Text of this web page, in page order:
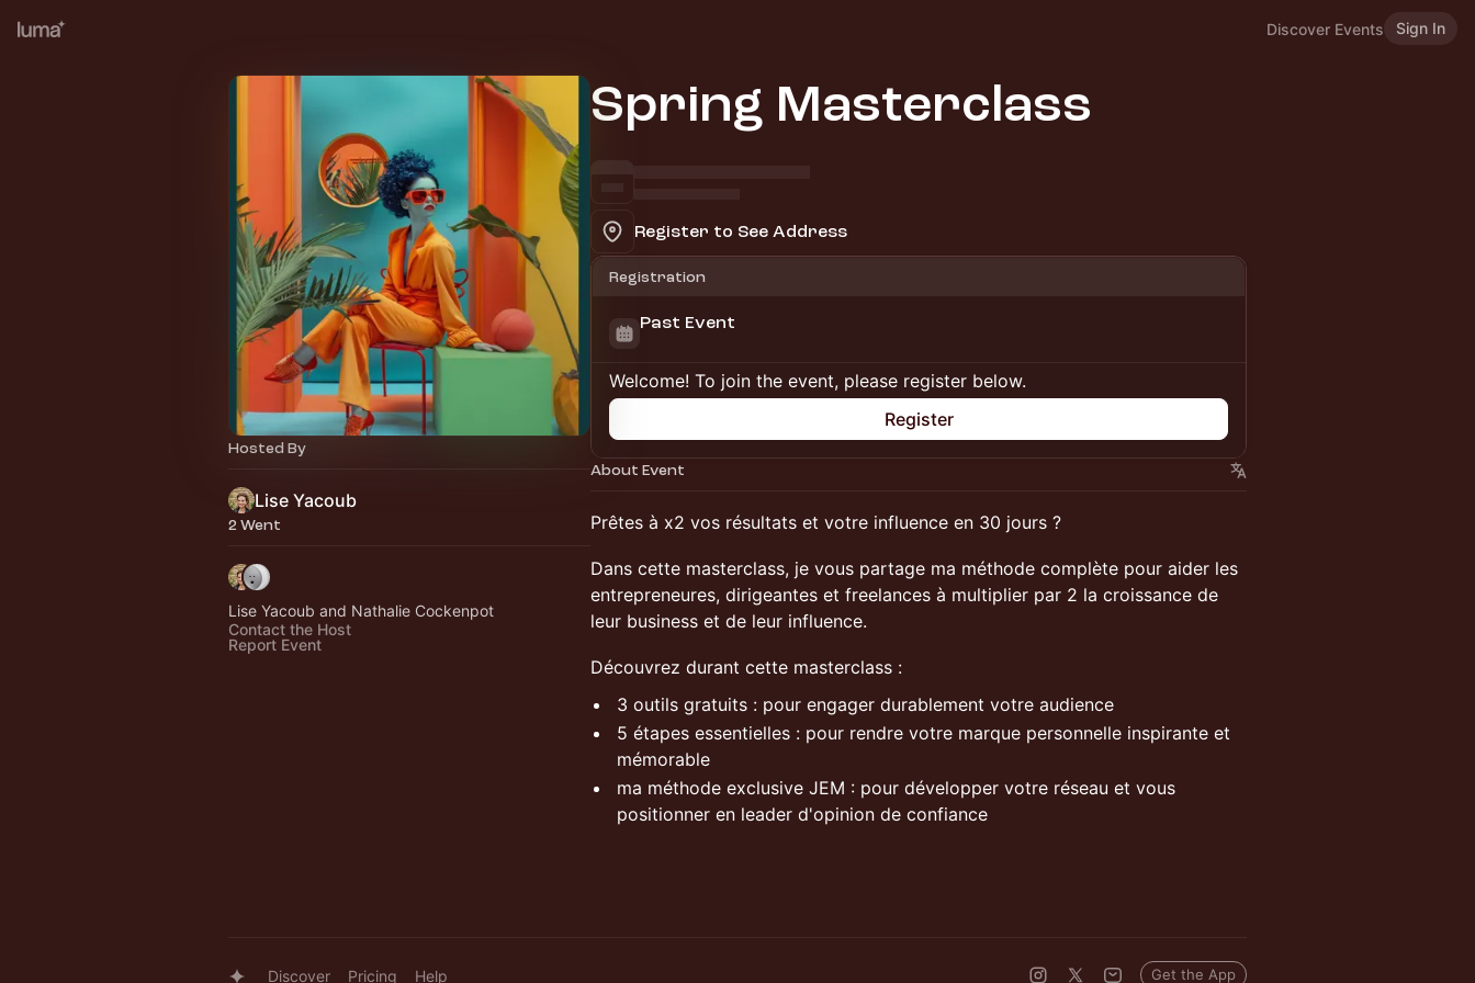
Discover Events Sign In
Hosted By
Lise Yacoub
2 Went
Lise Yacoub and Nathalie Cockenpot
Contact the Host
Report Event
Spring Masterclass
Register to See Address
Registration
Past Event
Welcome! To join the event, please register below.
Register
About Event
Prêtes à x2 vos résultats et votre influence en 30 jours ?
Dans cette masterclass, je vous partage ma méthode complète pour aider les
entrepreneures, dirigeantes et freelances à multiplier par 2 la croissance de
leur business et de leur influence.
Découvrez durant cette masterclass :
3 outils gratuits : pour engager durablement votre audience
5 étapes essentielles : pour rendre votre marque personnelle inspirante et
mémorable
ma méthode exclusive JEM : pour développer votre réseau et vous
positionner en leader d'opinion de confiance
Discover Pricing Help Get the App